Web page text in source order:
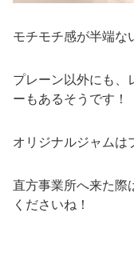
モチモチ感が半端な
プレーン以外にも、
ーもあるそうです！
オリジナルジャム
直方事業所へ来た際
くださいね！